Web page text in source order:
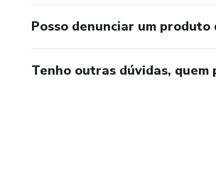
Posso denunciar um
Tenho outras dúvidas, quem